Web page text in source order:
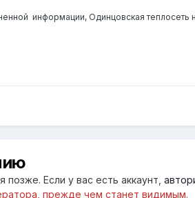
информации, Одинцовская теплосеть
Если у вас есть аккаунт,
прежде чем станет видимым.